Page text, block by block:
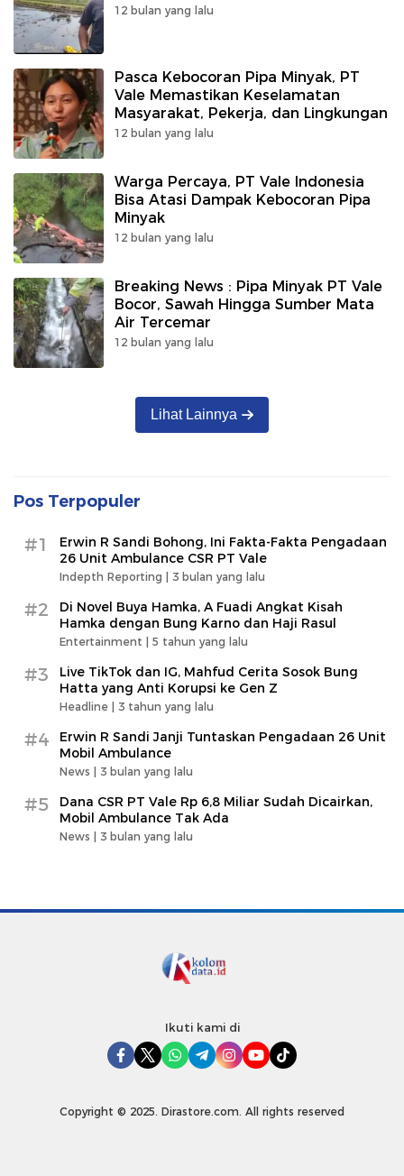
12 bulan yang lalu
Pasca Kebocoran Pipa Minyak, PT
Vale Memastikan Keselamatan
Masyarakat, Pekerja, dan Lingkungan
12 bulan yang lalu
Warga Percaya, PT Vale Indonesia
Bisa Atasi Dampak Kebocoran Pipa
Minyak
12 bulan yang lalu
Breaking News : Pipa Minyak PT Vale
Bocor, Sawah Hingga Sumber Mata
Air Tercemar
12 bulan yang lalu
Lihat Lainnya
Pos Terpopuler
#1
Erwin R Sandi Bohong, Ini Fakta-Fakta Pengadaan
26 Unit Ambulance CSR PT Vale
Indepth Reporting | 3 bulan yang lalu
#2
Di Novel Buya Hamka, A Fuadi Angkat Kisah
Hamka dengan Bung Karno dan Haji Rasul
Entertainment | 5 tahun yang lalu
#3
Live TikTok dan IG, Mahfud Cerita Sosok Bung
Hatta yang Anti Korupsi ke Gen Z
Headline | 3 tahun yang lalu
#4
Erwin R Sandi Janji Tuntaskan Pengadaan 26 Unit
Mobil Ambulance
News | 3 bulan yang lalu
#5
Dana CSR PT Vale Rp 6,8 Miliar Sudah Dicairkan,
Mobil Ambulance Tak Ada
News | 3 bulan yang lalu
Ikuti kami di
Copyright © 2025. Dirastore.com. All rights reserved